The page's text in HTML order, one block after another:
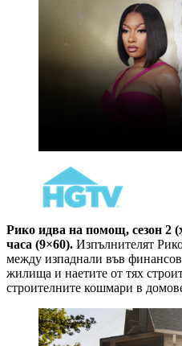
Рико идва на помощ, сезон 2
часа (9×60). Изпълнителят
между изпаднали във
жилища и наетите от тях
строителните кошмари в